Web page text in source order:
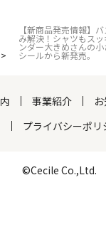
【新商品発売情報】
み解決！シャツもス
ンダー大きめさんの
シールから新発売。
事業紹介
プライバシーポリ
©Cecile Co.,Ltd.